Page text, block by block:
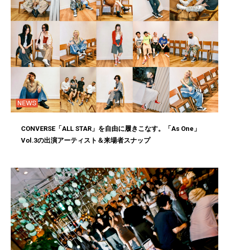
NEWS
CONVERSE「ALL STAR」を自由に履きこなす。「As One」
Vol.3の出演アーティスト＆来場者スナップ